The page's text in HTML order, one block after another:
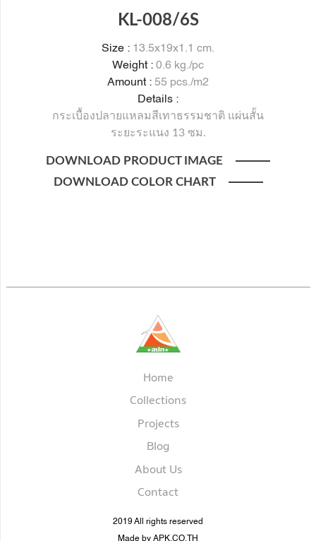
KL-008/6S
Size : 13.5x19x1.1 cm.
Weight : 0.6 kg./pc
Amount : 55 pcs./m2
Details :
กระเบื้องปลายแหลมสีเทาธรรมชาติ แผ่นสั้น
ระยะระแนง 13 ซม.
DOWNLOAD PRODUCT IMAGE
DOWNLOAD COLOR CHART
Home
Collections
Projects
Blog
About Us
Contact
2019 All rights reserved
Made by APK.CO.TH